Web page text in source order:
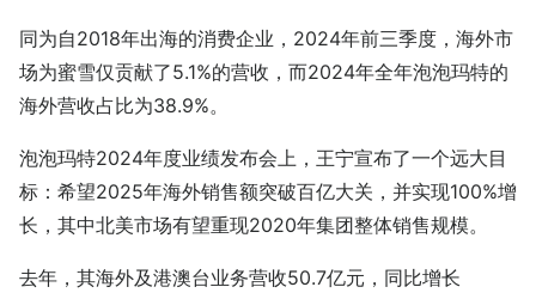
同为自2018年出海的消费企业，2024年前三季度，海外市
场为蜜雪仅贡献了5.1%的营收，而2024年全年泡泡玛特的
海外营收占比为38.9%。
泡泡玛特2024年度业绩发布会上，王宁宣布了一个远大目
标：希望2025年海外销售额突破百亿大关，并实现100%增
长，其中北美市场有望重现2020年集团整体销售规模。
去年，其海外及港澳台业务营收50.7亿元，同比增长